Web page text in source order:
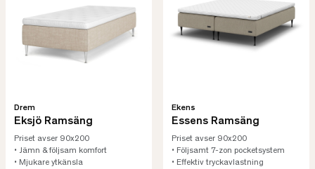
Drem
Eksjö Ramsäng
Priset avser 90x200
• Jämn & följsam komfort
• Mjukare ytkänsla
Ekens
Essens Ramsäng
Priset avser 90x200
• Följsamt 7-zon pocketsystem
• Effektiv tryckavlastning